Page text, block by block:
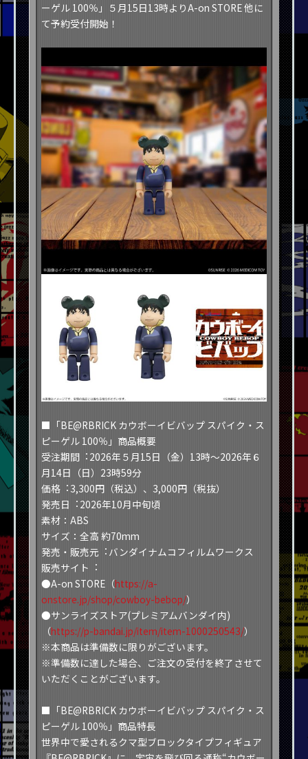
ーゲル 100％」５月15日13時よりA-on STORE 他に
て予約受付開始！
■「BE@RBRICK カウボーイビバップ スパイク・ス
ピーゲル 100％」商品概要
受注期間︓2026年５月15日（金）13時～2026年６
月14日（日）23時59分
価格︓3,300円（税込）、3,000円（税抜）
発売⽇︓2026年10月中旬頃
素材：ABS
サイズ：全高 約70mm
発売・販売元︓バンダイナムコフィルムワークス
販売サイト︓
●A-on STORE（https://a-
onstore.jp/shop/cowboy-bebop/）
●サンライズストア(プレミアムバンダイ内)
（https://p-bandai.jp/item/item-1000250543/）
※本商品は準備数に限りがございます。
※準備数に達した場合、ご注⽂の受付を終了させて
いただくことがございます。
■「BE@RBRICK カウボーイビバップ スパイク・ス
ピーゲル 100％」商品特長
世界中で愛されるクマ型ブロックタイプフィギュア